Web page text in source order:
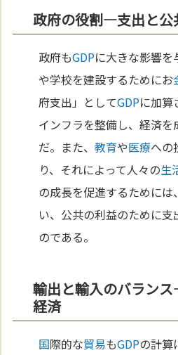
政府の役割—支出と公
政府もGDPに大きな影響
や学校を建設するためにお
府支出」としてGDPに加算
インフラを整備し、経済
だ。また、教育や医療への
り、それによって人々の生
の成長を促進するために
い、公共の利益のために
のである。
輸出と輸入のバラン
経済
国際的な貿易もGDPの計算